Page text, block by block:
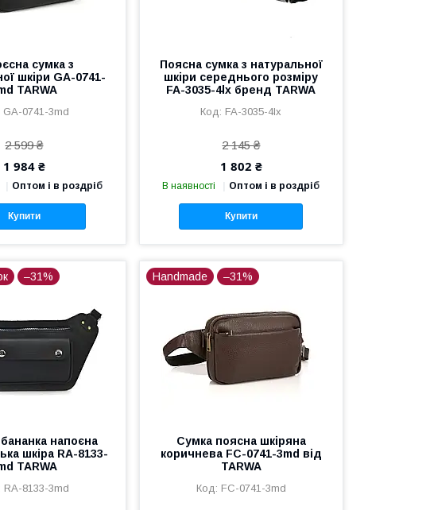
сумка з
шкіри GA-0741-
TARWA
GA-0741-3md
2 599 ₴
1 984 ₴
Оптом і в роздріб
Купити
Поясна сумка з натуральної
шкіри середнього розміру
FA-3035-4lx бренд TARWA
FA-3035-4lx
2 145 ₴
1 802 ₴
В наявності Оптом і в роздріб
Купити
–31%
напоєна
шкіра RA-8133-
TARWA
RA-8133-3md
Handmade –31%
Сумка поясна шкіряна
коричнева FC-0741-3md від
TARWA
FC-0741-3md